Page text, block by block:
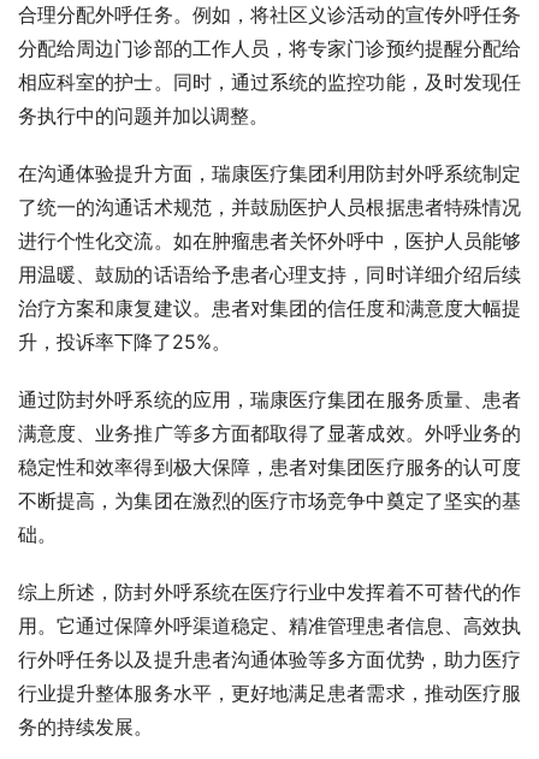
合理分配外呼任务。例如，将社区义诊活动的宣传外呼任务
分配给周边门诊部的工作人员，将专家门诊预约提醒分配给
相应科室的护士。同时，通过系统的监控功能，及时发现任
务执行中的问题并加以调整。
在沟通体验提升方面，瑞康医疗集团利用防封外呼系统制定
了统一的沟通话术规范，并鼓励医护人员根据患者特殊情况
进行个性化交流。如在肿瘤患者关怀外呼中，医护人员能够
用温暖、鼓励的话语给予患者心理支持，同时详细介绍后续
治疗方案和康复建议。患者对集团的信任度和满意度大幅提
升，投诉率下降了25%。
通过防封外呼系统的应用，瑞康医疗集团在服务质量、患者
满意度、业务推广等多方面都取得了显著成效。外呼业务的
稳定性和效率得到极大保障，患者对集团医疗服务的认可度
不断提高，为集团在激烈的医疗市场竞争中奠定了坚实的基
础。
综上所述，防封外呼系统在医疗行业中发挥着不可替代的作
用。它通过保障外呼渠道稳定、精准管理患者信息、高效执
行外呼任务以及提升患者沟通体验等多方面优势，助力医疗
行业提升整体服务水平，更好地满足患者需求，推动医疗服
务的持续发展。